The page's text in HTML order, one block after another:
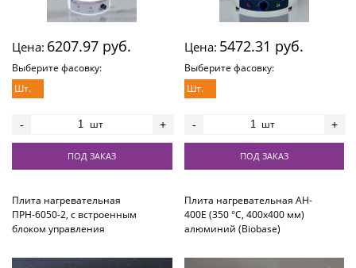
Цена: 6207.97 руб.
Выберите фасовку:
Шт.
- шт +
ПОД ЗАКАЗ
Цена: 5472.31 руб.
Выберите фасовку:
Шт.
- шт +
ПОД ЗАКАЗ
Плита нагревательная
ПРН-6050-2, с встроенным
блоком управления
Плита нагревательная AH-
400E (350 °С, 400х400 мм)
алюминий (Biobase)